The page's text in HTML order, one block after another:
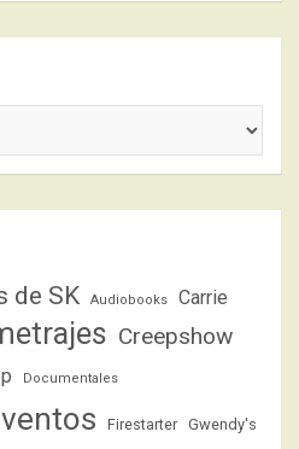
de SK Audiobooks Carrie
Creepshow
Documentales
Firestarter Gwendy's